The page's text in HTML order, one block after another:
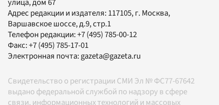
Адрес редакции и издателя: 117105, г. Москва,
Варшавское шоссе, д.9, стр.1
Телефон редакции:+7 (495) 785-00-12
Факс:+7 (495) 785-17-01
Электронная почта: gazeta@gazeta.ru
Свидетельство о регистрации СМИ Эл № ФС77-67642
выдано федеральной службой по надзору в сфере
связи, информационных технологий и массовых